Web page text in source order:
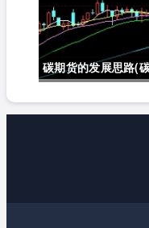
碳期货的发展思路(